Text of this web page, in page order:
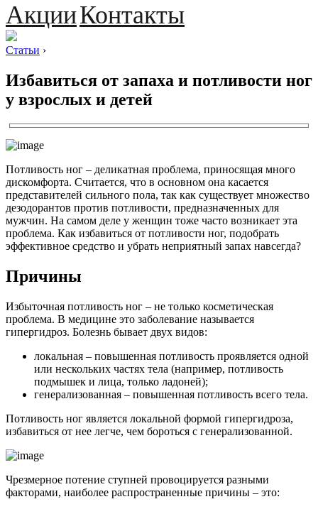
АкцииКонтакты
Статьи ›
Избавиться от запаха и потливости ног
у взрослых и детей
Потливость ног – деликатная проблема, приносящая много
дискомфорта. Считается, что в основном она касается
представителей сильного пола, так как существует множество
дезодорантов против потливости, предназначенных для
мужчин. На самом деле у женщин тоже часто возникает эта
проблема. Как избавиться от потливости ног, подобрать
эффективное средство и убрать неприятный запах навсегда?
Причины
Избыточная потливость ног – не только косметическая
проблема. В медицине это заболевание называется
гипергидроз. Болезнь бывает двух видов:
локальная – повышенная потливость проявляется одной
или нескольких частях тела (например, потливость
подмышек и лица, только ладоней);
генерализованная – повышенная потливость всего тела.
Потливость ног является локальной формой гипергидроза,
избавиться от нее легче, чем бороться с генерализованной.
Чрезмерное потение ступней провоцируется разными
факторами, наиболее распространенные причины – это: